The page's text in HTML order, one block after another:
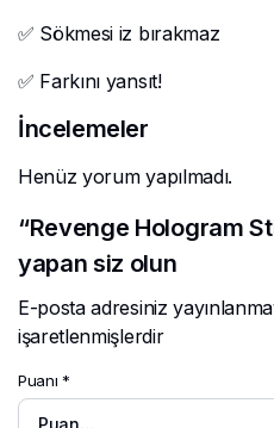
✅ Sökmesi iz bırakmaz
✅ Farkını yansıt!
İncelemeler
Henüz yorum yapılmadı.
“Revenge Hologram
yapan siz olun
E-posta adresiniz
işaretlenmişlerdir
Puanı *